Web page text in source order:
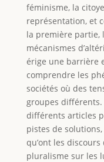
féminisme, la
représentation, et
la première partie,
mécanismes
érige une barrière
comprendre les
sociétés où des
groupes
différents articles
pistes de
qu’ont les
pluralisme sur les